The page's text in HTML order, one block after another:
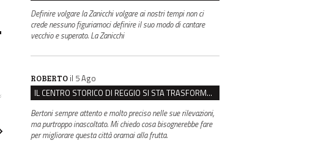
Definire volgare la Zanicchi volgare ai nostri tempi non ci
crede nessuno figuriamoci definire il suo modo di cantare
vecchio e superato. La Zanicchi
ROBERTO il 5 Ago
IL CENTRO STORICO DI REGGIO SI STA TRASFORMANDO, E NON IN MEGLIO
Bertoni sempre attento e molto preciso nelle sue rilevazioni,
ma purtroppo inascoltato. Mi chiedo cosa bisognerebbe fare
per migliorare questa città oramai alla frutta.